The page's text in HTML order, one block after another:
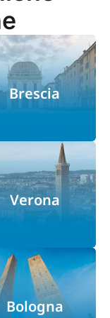
Brescia
Verona
Bologna